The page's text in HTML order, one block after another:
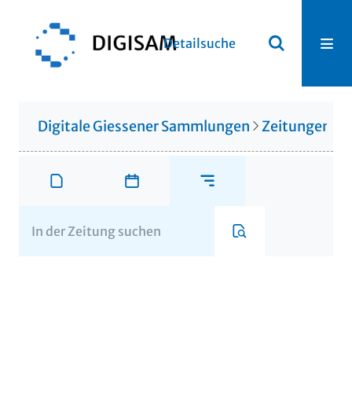
Detailsuche
Digitale Giessener Sammlungen Zeitungen